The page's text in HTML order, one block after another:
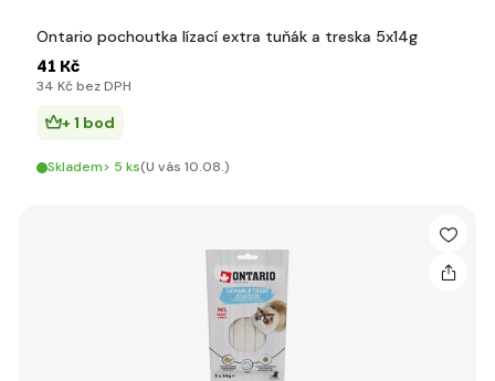
Ontario pochoutka lízací extra tuňák a treska 5x14g
41 Kč
34 Kč bez DPH
+ 1 bod
Skladem> 5 ks(U vás 10.08.)